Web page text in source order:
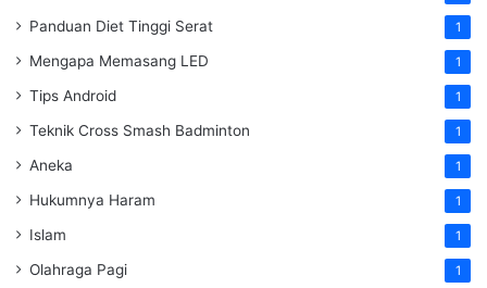
Panduan Diet Tinggi Serat 1
Mengapa Memasang LED 1
Tips Android 1
Teknik Cross Smash Badminton 1
Aneka 1
Hukumnya Haram 1
Islam 1
Olahraga Pagi 1